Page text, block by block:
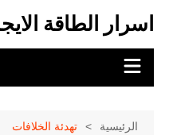
المحتوى
اسرار الطاقة
الرئيسية تهدئة الخلافات